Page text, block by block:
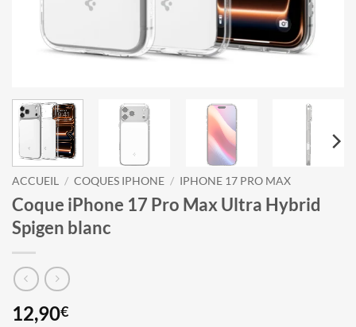
ACCUEIL / COQUES IPHONE / IPHONE 17 PRO MAX
Coque iPhone 17 Pro Max Ultra Hybrid
Spigen blanc
12,90€